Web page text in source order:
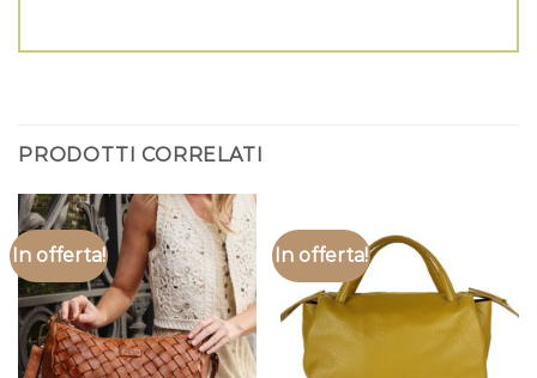
PRODOTTI CORRELATI
In offerta! In offerta!